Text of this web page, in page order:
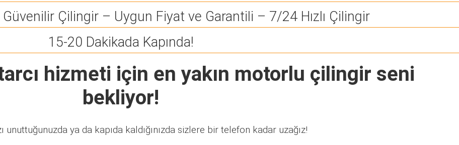
Güvenilir Çilingir – Uygun Fiyat ve Garantili – 7/24 Hızlı Çilingir
15-20 Dakikada Kapında!
hizmeti için en yakın motorlu çilingir seni
bekliyor!
unuttuğunuzda ya da kapıda kaldığınızda sizlere bir telefon kadar uzağız!